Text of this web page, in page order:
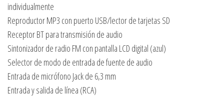
individualmente
Reproductor MP3 con puerto USB/lector de tarjetas SD
Receptor BT para transmisión de audio
Sintonizador de radio FM con pantalla LCD digital (azul)
Selector de modo de entrada de fuente de audio
Entrada de micrófono Jack de 6,3 mm
Entrada y salida de línea (RCA)